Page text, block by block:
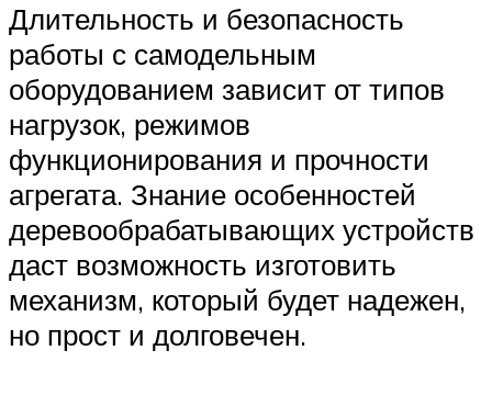
Длительность и безопасность
работы с самодельным
оборудованием зависит от типов
нагрузок, режимов
функционирования и прочности
агрегата. Знание особенностей
деревообрабатывающих устройств
даст возможность изготовить
механизм, который будет надежен,
но прост и долговечен.